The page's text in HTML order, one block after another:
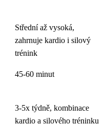
Střední až vysoká,
zahrnuje kardio i silový
trénink
45-60 minut
3-5x týdně, kombinace
kardio a silového tréninku